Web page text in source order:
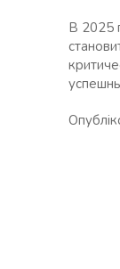
В 2025